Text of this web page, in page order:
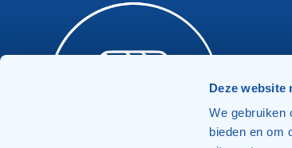
Deze website
We gebruiken
bieden en om